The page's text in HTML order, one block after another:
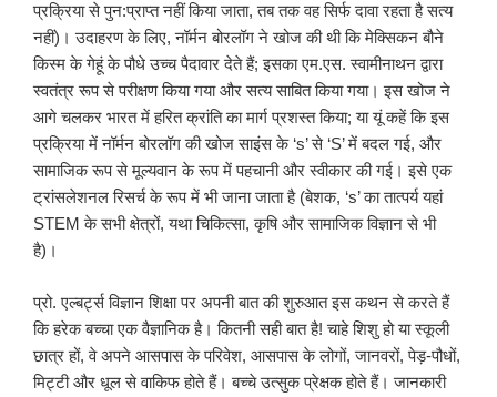
प्रक्रिया से पुन:प्राप्त नहीं किया जाता, तब तक वह सिर्फ दावा रहता है सत्य
नहीं)। उदाहरण के लिए, नॉर्मन बोरलॉग ने खोज की थी कि मेक्सिकन बौने
किस्म के गेहूं के पौधे उच्च पैदावार देते हैं; इसका एम.एस. स्वामीनाथन द्वारा
स्वतंत्र रूप से परीक्षण किया गया और सत्य साबित किया गया। इस खोज ने
आगे चलकर भारत में हरित क्रांति का मार्ग प्रशस्त किया; या यूं कहें कि इस
प्रक्रिया में नॉर्मन बोरलॉग की खोज साइंस के ‘s’ से ‘S’ में बदल गई, और
सामाजिक रूप से मूल्यवान के रूप में पहचानी और स्वीकार की गई। इसे एक
ट्रांसलेशनल रिसर्च के रूप में भी जाना जाता है (बेशक, ‘s’ का तात्पर्य यहां
STEM के सभी क्षेत्रों, यथा चिकित्सा, कृषि और सामाजिक विज्ञान से भी
है)।
प्रो. एल्बर्ट्स विज्ञान शिक्षा पर अपनी बात की शुरुआत इस कथन से करते हैं
कि हरेक बच्चा एक वैज्ञानिक है। कितनी सही बात है! चाहे शिशु हो या स्कूली
छात्र हों, वे अपने आसपास के परिवेश, आसपास के लोगों, जानवरों, पेड़-पौधों,
मिट्टी और धूल से वाकिफ होते हैं। बच्चे उत्सुक प्रेक्षक होते हैं। जानकारी